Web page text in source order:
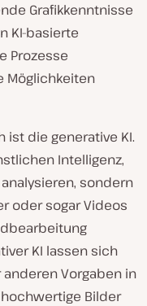
Grafikkenntnisse
KI-basierte
Prozesse
Möglichkeiten
ist die generative KI.
Intelligenz,
sondern
oder sogar Videos
KI lassen sich
Vorgaben in
Bilder